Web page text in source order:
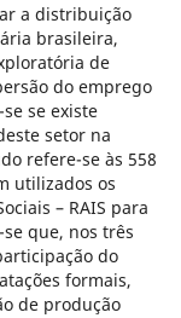
a distribuição
brasileira,
de
do emprego
se existe
setor na
refere-se às 558
utilizados os
– RAIS para
que, nos três
do
formais,
de produção